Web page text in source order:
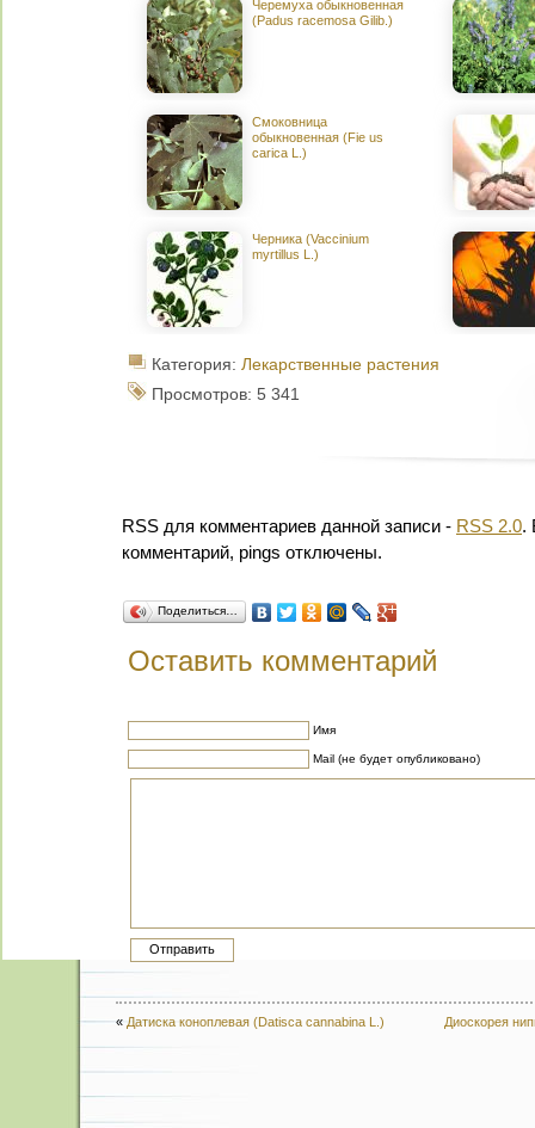
Черемуха обыкновенная
(Padus racemosa Gilib.)
Смоковница
обыкновенная (Fie us
carica L.)
Черника (Vaccinium
myrtillus L.)
Категория: Лекарственные растения
Просмотров: 5 341
RSS для комментариев данной записи - RSS 2.0.
комментарий, pings отключены.
Поделиться…
Оставить комментарий
Имя
Mail (не будет опубликовано)
« Датиска коноплевая (Datisca cannabina L.) Диоскорея